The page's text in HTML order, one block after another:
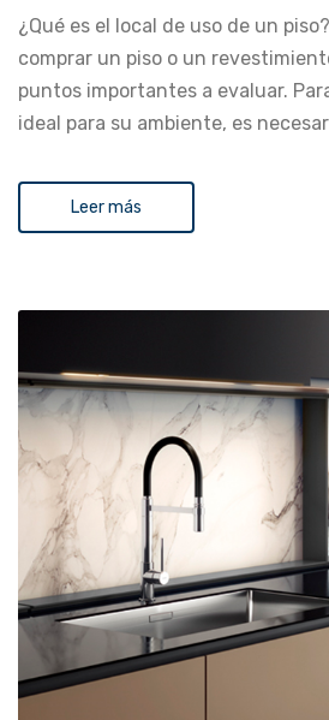
¿Qué es el local de uso de un
comprar un piso o un
puntos importantes a evaluar.
ideal para su ambiente, es
Leer más